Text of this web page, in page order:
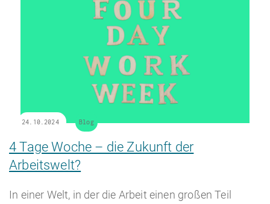
24.10.2024 Blog
4 Tage Woche – die Zukunft der
Arbeitswelt?
In einer Welt, in der die Arbeit einen großen Teil